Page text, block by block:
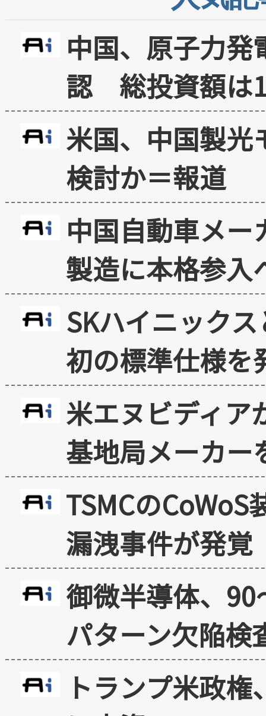
中国、原子力
認 総投資額は
米国、中国製光
検討か＝報道
中国自動車メ
製造に本格参入
SKハイニック
初の標準仕様を
米エヌビディア
基地局メーカー
TSMCの
漏洩事件が発覚
御微半導体、
パターン欠陥検
トランプ米政